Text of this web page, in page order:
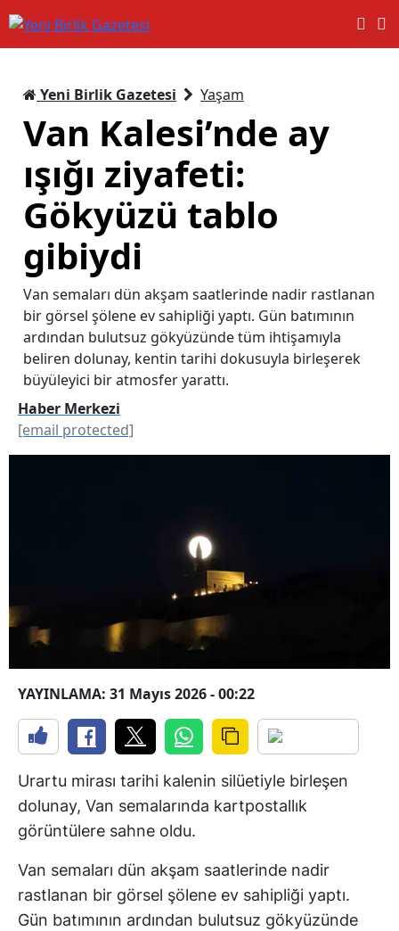
Yeni Birlik Gazetesi Yaşam
Van Kalesi’nde ay
ışığı ziyafeti:
Gökyüzü tablo
gibiydi
Van semaları dün akşam saatlerinde nadir rastlanan
bir görsel şölene ev sahipliği yaptı. Gün batımının
ardından bulutsuz gökyüzünde tüm ihtişamıyla
beliren dolunay, kentin tarihi dokusuyla birleşerek
büyüleyici bir atmosfer yarattı.
Haber Merkezi
[email protected]
YAYINLAMA: 31 Mayıs 2026 - 00:22
Urartu mirası tarihi kalenin silüetiyle birleşen
dolunay, Van semalarında kartpostallık
görüntülere sahne oldu.
Van semaları dün akşam saatlerinde nadir
rastlanan bir görsel şölene ev sahipliği yaptı.
Gün batımının ardından bulutsuz gökyüzünde